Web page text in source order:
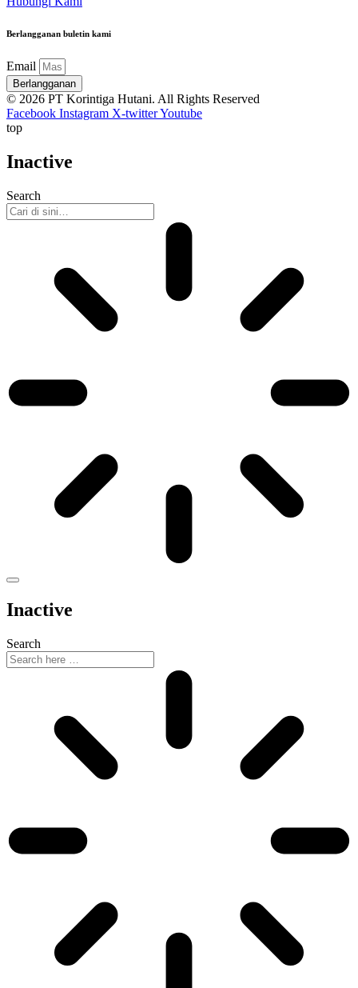
Berlangganan buletin kami
Email
Berlangganan
© 2026 PT Korintiga Hutani. All Rights Reserved
Facebook Instagram X-twitterYoutube
top
Inactive
Search
Inactive
Search